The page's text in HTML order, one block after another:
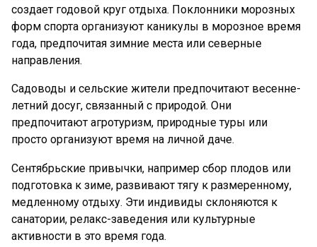
создает годовой круг отдыха. Поклонники морозных
форм спорта организуют каникулы в морозное время
года, предпочитая зимние места или северные
направления.
Садоводы и сельские жители предпочитают весенне-
летний досуг, связанный с природой. Они
предпочитают агротуризм, природные туры или
просто организуют время на личной даче.
Сентябрьские привычки, например сбор плодов или
подготовка к зиме, развивают тягу к размеренному,
медленному отдыху. Эти индивиды склоняются к
санатории, релакс-заведения или культурные
активности в это время года.